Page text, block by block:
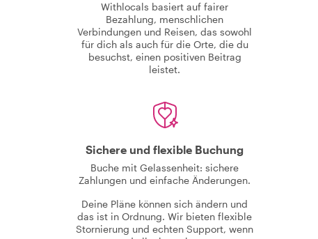
Withlocals basiert auf fairer
Bezahlung, menschlichen
Verbindungen und Reisen, das sowohl
für dich als auch für die Orte, die du
besuchst, einen positiven Beitrag
leistet.
Sichere und flexible Buchung
Buche mit Gelassenheit: sichere
Zahlungen und einfache Änderungen.
Deine Pläne können sich ändern und
das ist in Ordnung. Wir bieten flexible
Stornierung und echten Support, wenn